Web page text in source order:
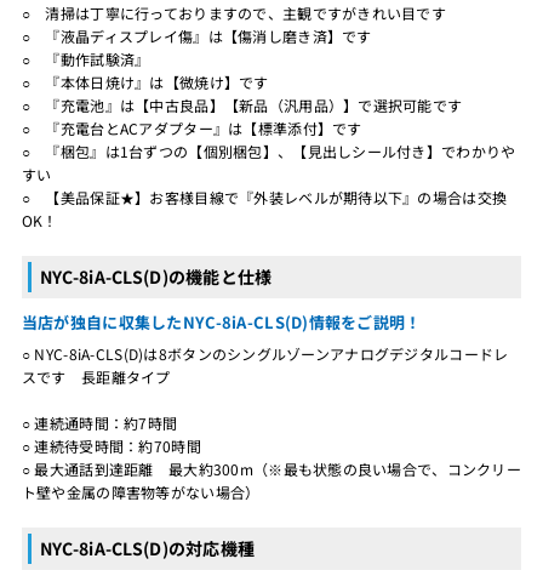
○ 清掃は丁寧に行っておりますので、主観ですがきれい目です
○ 『液晶ディスプレイ傷』は【傷消し磨き済】です
○ 『動作試験済』
○ 『本体日焼け』は【微焼け】です
○ 『充電池』は【中古良品】【新品（汎用品）】で選択可能です
○ 『充電台とACアダプター』は【標準添付】です
○ 『梱包』は1台ずつの【個別梱包】、【見出しシール付き】でわかりや
すい
○ 【美品保証★】お客様目線で『外装レベルが期待以下』の場合は交換
OK！
NYC-8iA-CLS(D)の機能と仕様
当店が独自に収集したNYC-8iA-CLS(D)情報をご説明！
○ NYC-8iA-CLS(D)は8ボタンのシングルゾーンアナログデジタルコードレ
スです 長距離タイプ
○ 連続通時間：約7時間
○ 連続待受時間：約70時間
○ 最大通話到達距離 最大約300m（※最も状態の良い場合で、コンクリー
ト壁や金属の障害物等がない場合）
NYC-8iA-CLS(D)の対応機種